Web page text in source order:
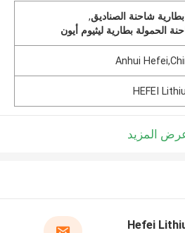
,
الحمولة بطارية ليثيوم أيون
Anhui
HEFEI
المزيد
Hefei